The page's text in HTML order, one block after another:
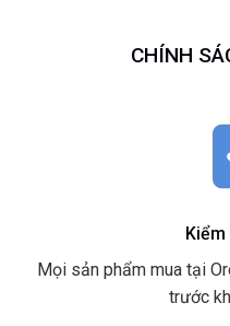
CHÍNH
Kiểm
Mọi sản phẩm mua tại
trước